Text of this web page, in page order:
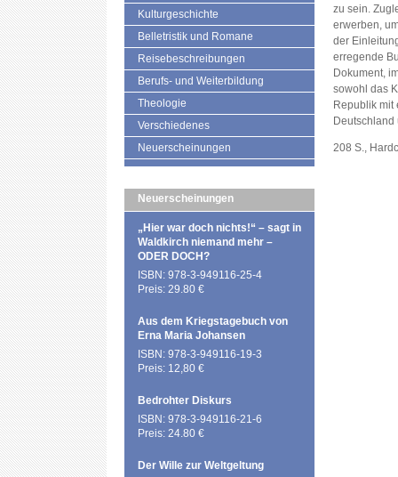
Kulturgeschichte
Belletristik und Romane
Reisebeschreibungen
Berufs- und Weiterbildung
Theologie
Verschiedenes
Neuerscheinungen
Neuerscheinungen
„Hier war doch nichts!“ – sagt in
Waldkirch niemand mehr –
ODER DOCH?
ISBN: 978-3-949116-25-4
Preis: 29.80 €
Aus dem Kriegstagebuch von
Erna Maria Johansen
ISBN: 978-3-949116-19-3
Preis: 12,80 €
Bedrohter Diskurs
ISBN: 978-3-949116-21-6
Preis: 24.80 €
Der Wille zur Weltgeltung
zu sein.
erwerben,
der
erregende
Dokument,
sowohl das
Republik mit
208 S.,